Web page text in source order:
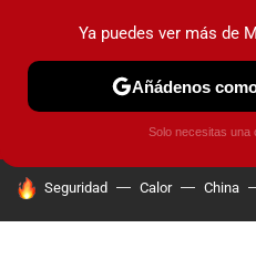
PRUEBAS COCHES
HOY SE HABLA DE
Seguridad Calor China
Ya puedes ver más de
Añádenos
Solo necesitas una